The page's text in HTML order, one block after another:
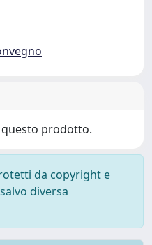
questo prodotto.
da copyright e
diversa